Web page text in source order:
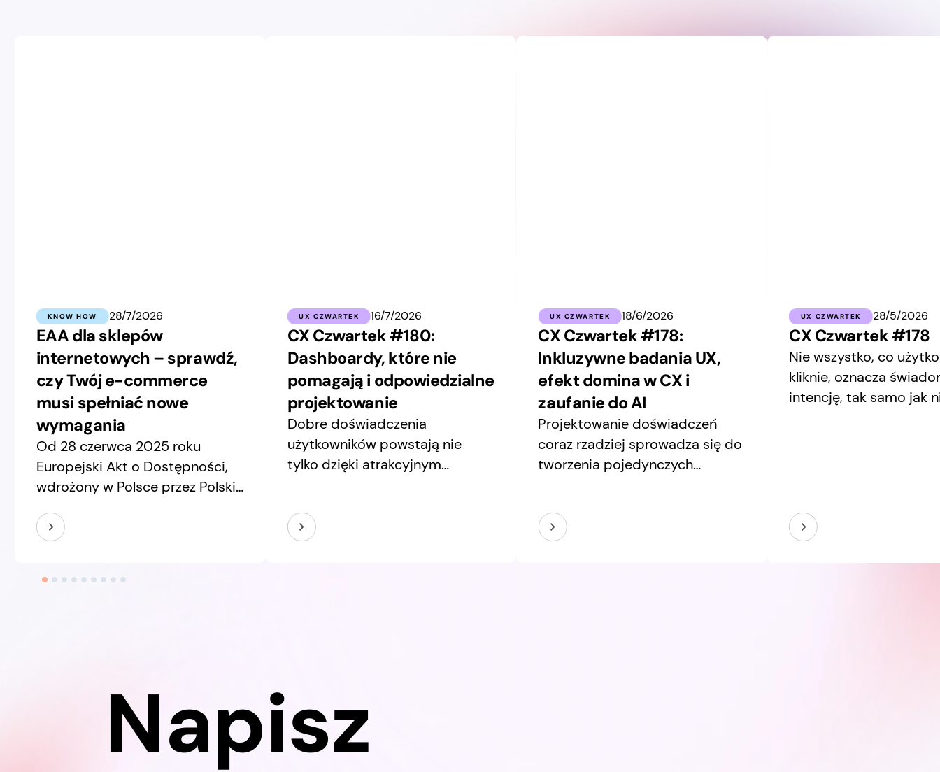
KNOW HOW 28/7/2026
EAA dla sklepów
internetowych – sprawdź,
czy Twój e-commerce
musi spełniać nowe
wymagania
Od 28 czerwca 2025 roku
Europejski Akt o Dostępności,
wdrożony w Polsce przez Polski
m.in. usługi handlu
online musi zapewniać
dlatego, że dla części e-
commerce stała się
obowiązkiem.
UX CZWARTEK 16/7/2026
CX Czwartek #180:
Dashboardy, które nie
pomagają i odpowiedzialne
projektowanie
Dobre doświadczenia
użytkowników powstają nie
tylko dzięki atrakcyjnym
decyzjom projektowym. W tym
newsletterze przyglądamy się
UX CZWARTEK 18/6/2026
CX Czwartek #178:
Inkluzywne badania UX,
efekt domina w CX i
zaufanie do AI
Projektowanie doświadczeń
coraz rzadziej sprowadza się do
tworzenia pojedynczych
Coraz częściej wymaga
spojrzenia na użytkowników,
UX CZWARTEK 28/5/2026
CX Czwartek #178
Nie wszystko, co
kliknie, oznacza
intencję, tak samo jak
Napisz